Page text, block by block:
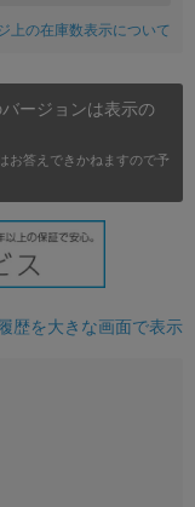
上の在庫数表示について
ージョンは表示の
お答えできかねますので予
歴を大きな画面で表示